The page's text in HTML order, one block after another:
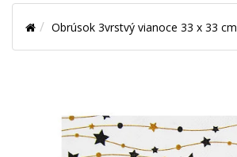
V
KATEGÓRIÁCH
Obrúsok 3vrstvý vianoce 33 x 33 cm